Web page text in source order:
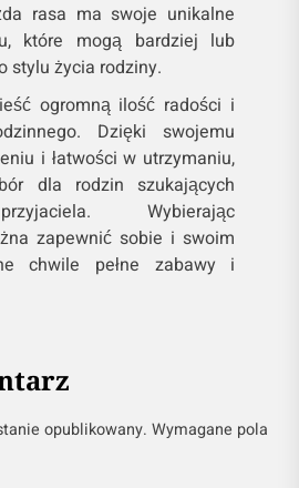
rasa ma swoje unikalne
które mogą bardziej lub
stylu życia rodziny.
ogromną ilość radości i
Dzięki swojemu
i łatwości w utrzymaniu,
dla rodzin szukających
Wybierając
zapewnić sobie i swoim
chwile pełne zabawy i
opublikowany. Wymagane pola